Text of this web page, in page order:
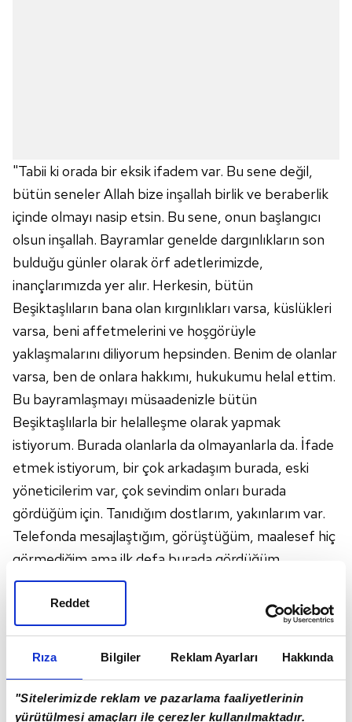
Rıza Bilgiler Reklam Ayarları Hakkında
"Sitelerimizde reklam ve pazarlama faaliyetlerinin
yürütülmesi amaçları ile çerezler kullanılmaktadır.
Reddet
"Tabii ki orada bir eksik ifadem var. Bu sene değil,
bütün seneler Allah bize inşallah birlik ve beraberlik
içinde olmayı nasip etsin. Bu sene, onun başlangıcı
olsun inşallah. Bayramlar genelde dargınlıkların son
bulduğu günler olarak örf adetlerimizde,
inançlarımızda yer alır. Herkesin, bütün
Beşiktaşlıların bana olan kırgınlıkları varsa, küslükleri
varsa, beni affetmelerini ve hoşgörüyle
yaklaşmalarını diliyorum hepsinden. Benim de olanlar
varsa, ben de onlara hakkımı, hukukumu helal ettim.
Bu bayramlaşmayı müsaadenizle bütün
Beşiktaşlılarla bir helalleşme olarak yapmak
istiyorum. Burada olanlarla da olmayanlarla da. İfade
etmek istiyorum, bir çok arkadaşım burada, eski
yöneticilerim var, çok sevindim onları burada
gördüğüm için. Tanıdığım dostlarım, yakınlarım var.
Telefonda mesajlaştığım, görüştüğüm, maalesef hiç
görmediğim ama ilk defa burada gördüğüm
arkadaşlarım var. Çok değişik bir duyguymuş.
Telefonda görüşüyorsunuz ve mesajlaşıyorsunuz
ama kim olduğunu bilmiyorsunuz, burada kendisini
tanıtınca ayrıca bir keyif alıyorum, onu da belirtmek
"BİZLER FANİYİZ VE GİDİCİYİZ"